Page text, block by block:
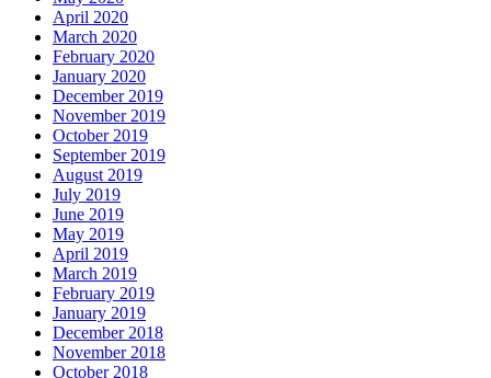
April 2020
March 2020
February 2020
January 2020
December 2019
November 2019
October 2019
September 2019
August 2019
July 2019
June 2019
May 2019
April 2019
March 2019
February 2019
January 2019
December 2018
November 2018
October 2018